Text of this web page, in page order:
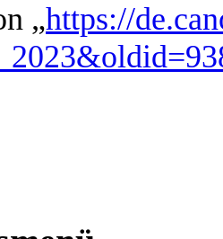
„https://